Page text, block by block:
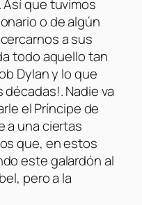
que tuvimos
o de algún
a sus
todo aquello tan
Dylan y lo que
Nadie va
el Príncipe de
a una ciertas
que, en estos
este galardón al
pero a la